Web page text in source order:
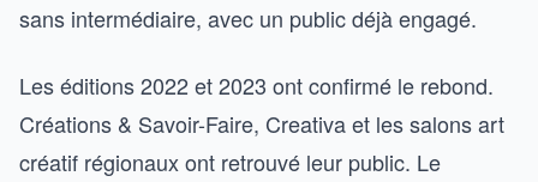
sans intermédiaire, avec un public déjà engagé.
Les éditions 2022 et 2023 ont confirmé le rebond.
Créations & Savoir-Faire, Creativa et les salons art
créatif régionaux ont retrouvé leur public. Le